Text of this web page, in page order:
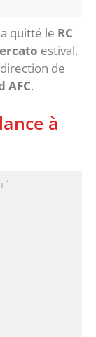
a quitté le RC
estival.
de
AFC.
à